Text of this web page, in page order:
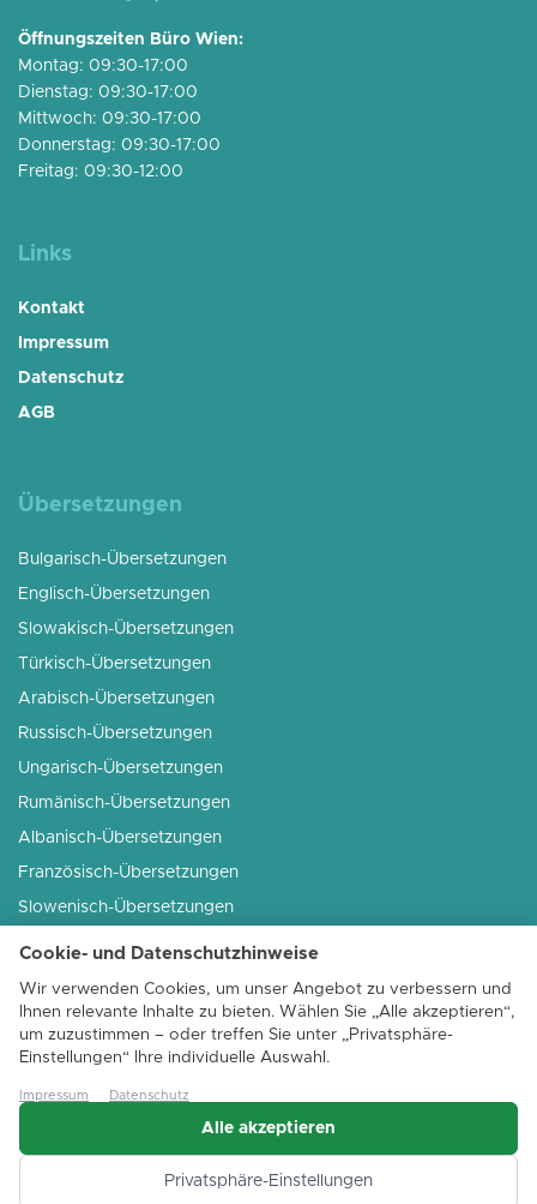
Öffnungszeiten Büro Wien:
Montag: 09:30-17:00
Dienstag: 09:30-17:00
Mittwoch: 09:30-17:00
Donnerstag: 09:30-17:00
Freitag: 09:30-12:00
Links
Kontakt
Impressum
Datenschutz
AGB
Übersetzungen
Bulgarisch-Übersetzungen
Englisch-Übersetzungen
Slowakisch-Übersetzungen
Türkisch-Übersetzungen
Arabisch-Übersetzungen
Russisch-Übersetzungen
Ungarisch-Übersetzungen
Rumänisch-Übersetzungen
Albanisch-Übersetzungen
Französisch-Übersetzungen
Slowenisch-Übersetzungen
Serbisch-Übersetzungen
...weitere Sprachen
Cookie- und Datenschutzhinweise
Wir verwenden Cookies, um unser Angebot zu verbessern und
Ihnen relevante Inhalte zu bieten. Wählen Sie „Alle akzeptieren“,
um zuzustimmen – oder treffen Sie unter „Privatsphäre-
Einstellungen“ Ihre individuelle Auswahl.
Impressum Datenschutz
Privatsphäre-Einstellungen
Alle akzeptieren